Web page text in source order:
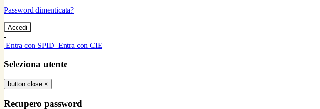
Password dimenticata?
-
Entra con SPID Entra con CIE
Seleziona utente
button close ×
Recupero password